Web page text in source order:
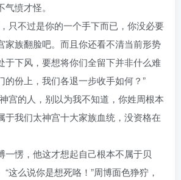
愤才怪。
只不过是你的一个手下而已，你没必要
家族翻脸吧。而且你还看不清当前形势
于下风，要想将你们全留下并非什么难
的份上，我们各退一步收手如何？”
宫的人，别以为我不知道，你姓周根本
于我们太神宫十大家族血统，没资格在
一愣，他这才想起自己根本不属于贝
这么说你是想死咯！”周博面色狰狞，